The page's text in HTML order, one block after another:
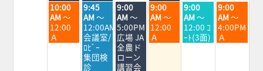
火
曜
日,
8
月
10:00
AM～
12:00
Ａ
水
曜
日,
8
月
5th
2026
9:45
AM～
12:00AM
会議室/
ﾛﾋﾞｰ
集団検
診
木
曜
日,
8
月
6th
2026
9:00
AM～
5:00PM
広場 JA
全農ド
ローン
講習会
金
曜
日,
8
月
9:00
AM～
12:00
Ａ
土
曜
日,
8
月
9:00
AM～
12:00 ｺ
ｰﾄ(3面)
日
曜
日,
8
月
9:00
AM～
4:00PM
Ａ